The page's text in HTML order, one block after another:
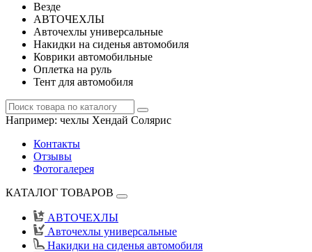
Везде
АВТОЧЕХЛЫ
Авточехлы универсальные
Накидки на сиденья автомобиля
Коврики автомобильные
Оплетка на руль
Тент для автомобиля
Например: чехлы Хендай Солярис
Контакты
Отзывы
Фотогалерея
КАТАЛОГ ТОВАРОВ
АВТОЧЕХЛЫ
Авточехлы универсальные
Накидки на сиденья автомобиля